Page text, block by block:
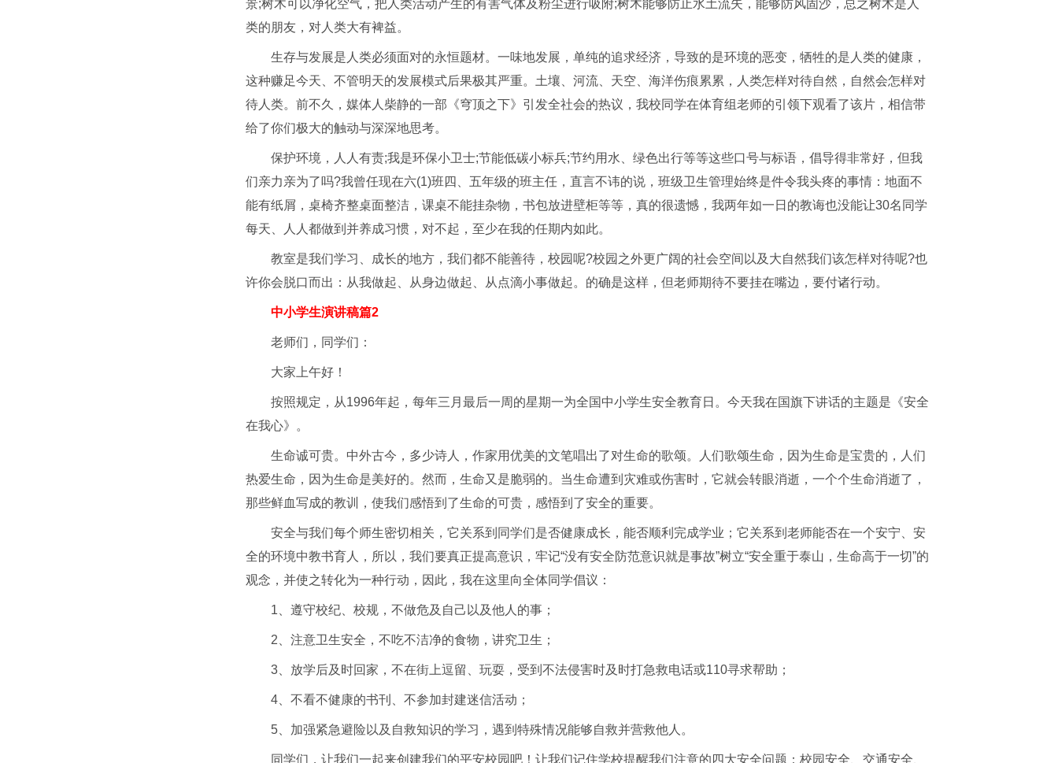
景;树木可以净化空气，把人类活动产生的有害气体及粉尘进行吸附;树木能够防止水土流失，能够防风固沙，总之树木是人
类的朋友，对人类大有裨益。
生存与发展是人类必须面对的永恒题材。一味地发展，单纯的追求经济，导致的是环境的恶变，牺牲的是人类的健康，
这种赚足今天、不管明天的发展模式后果极其严重。土壤、河流、天空、海洋伤痕累累，人类怎样对待自然，自然会怎样对
待人类。前不久，媒体人柴静的一部《穹顶之下》引发全社会的热议，我校同学在体育组老师的引领下观看了该片，相信带
给了你们极大的触动与深深地思考。
保护环境，人人有责;我是环保小卫士;节能低碳小标兵;节约用水、绿色出行等等这些口号与标语，倡导得非常好，但我
们亲力亲为了吗?我曾任现在六(1)班四、五年级的班主任，直言不讳的说，班级卫生管理始终是件令我头疼的事情：地面不
能有纸屑，桌椅齐整桌面整洁，课桌不能挂杂物，书包放进壁柜等等，真的很遗憾，我两年如一日的教诲也没能让30名同学
每天、人人都做到并养成习惯，对不起，至少在我的任期内如此。
教室是我们学习、成长的地方，我们都不能善待，校园呢?校园之外更广阔的社会空间以及大自然我们该怎样对待呢?也
许你会脱口而出：从我做起、从身边做起、从点滴小事做起。的确是这样，但老师期待不要挂在嘴边，要付诸行动。
中小学生演讲稿篇2
老师们，同学们：
大家上午好！
按照规定，从1996年起，每年三月最后一周的星期一为全国中小学生安全教育日。今天我在国旗下讲话的主题是《安全
在我心》。
生命诚可贵。中外古今，多少诗人，作家用优美的文笔唱出了对生命的歌颂。人们歌颂生命，因为生命是宝贵的，人们
热爱生命，因为生命是美好的。然而，生命又是脆弱的。当生命遭到灾难或伤害时，它就会转眼消逝，一个个生命消逝了，
那些鲜血写成的教训，使我们感悟到了生命的可贵，感悟到了安全的重要。
安全与我们每个师生密切相关，它关系到同学们是否健康成长，能否顺利完成学业；它关系到老师能否在一个安宁、安
全的环境中教书育人，所以，我们要真正提高意识，牢记“没有安全防范意识就是事故”树立“安全重于泰山，生命高于一切”的
观念，并使之转化为一种行动，因此，我在这里向全体同学倡议：
1、遵守校纪、校规，不做危及自己以及他人的事；
2、注意卫生安全，不吃不洁净的食物，讲究卫生；
3、放学后及时回家，不在街上逗留、玩耍，受到不法侵害时及时打急救电话或110寻求帮助；
4、不看不健康的书刊、不参加封建迷信活动；
5、加强紧急避险以及自救知识的学习，遇到特殊情况能够自救并营救他人。
同学们，让我们一起来创建我们的平安校园吧！让我们记住学校提醒我们注意的四大安全问题：校园安全、交通安全、